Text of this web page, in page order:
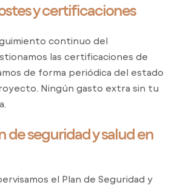
y certificaciones
continuo del
las certificaciones de
de forma periódica del estado
Ningún gasto extra sin tu
de seguridad y salud en
el Plan de Seguridad y